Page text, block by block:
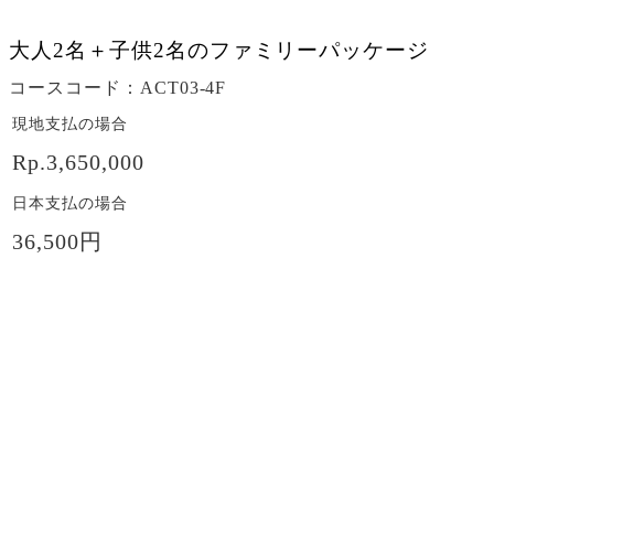
大人2名＋子供2名のファミリーパッケージ
コースコード：ACT03-4F
現地支払の場合
Rp.3,650,000
日本支払の場合
36,500円